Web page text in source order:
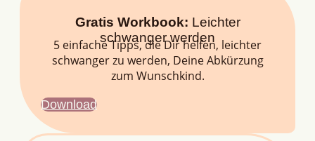
Gratis Workbook: Leichter
schwanger werden
5 einfache Tipps, die Dir helfen, leichter
schwanger zu werden, Deine Abkürzung
zum Wunschkind.
Download